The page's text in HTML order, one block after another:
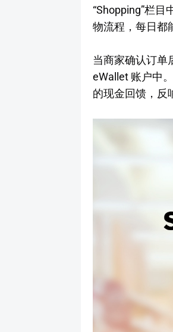
“Shopping”栏目
物流程，每日都
当商家确认订单
eWallet 账户中
的现金回馈，反